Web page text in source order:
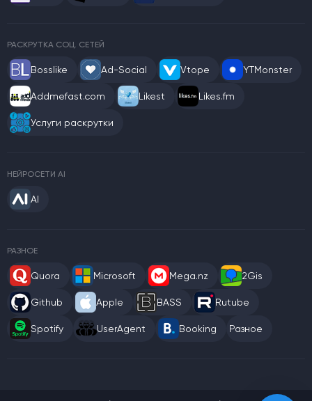
РАСКРУТКА СОЦ. СЕТЕЙ
Bosslike Ad-Social Vtope YTMonster
Addmefast.com Likest Likes.fm
Услуги раскрутки
НЕЙРОСЕТИ AI
AI
РАЗНОЕ
Quora Microsoft Mega.nz 2Gis
Github Apple BASS Rutube
Spotify UserAgent Booking Разное